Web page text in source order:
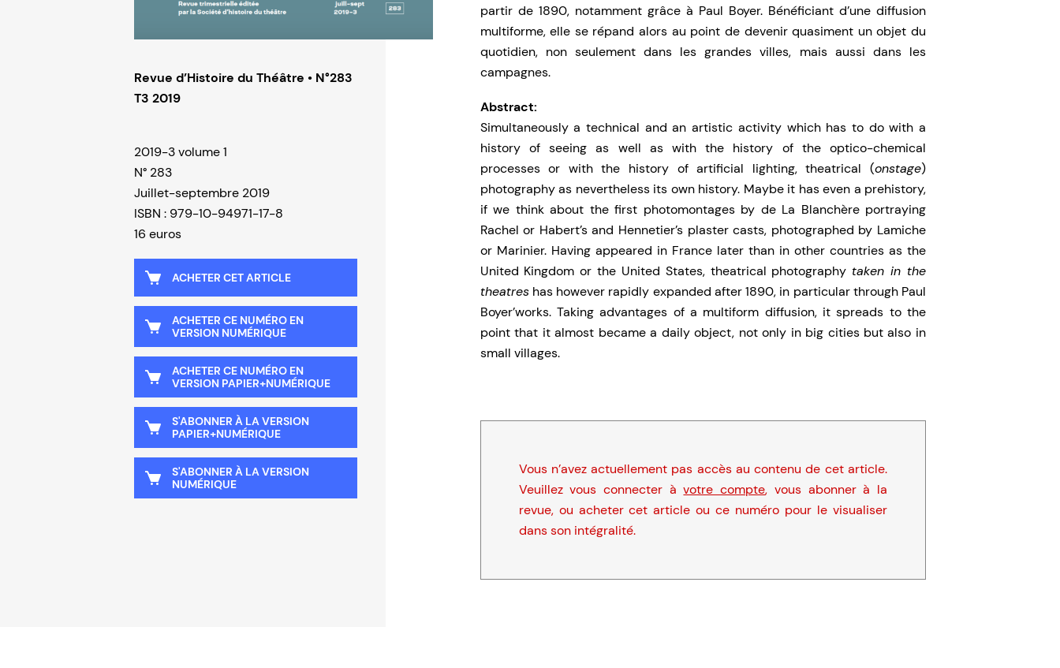
Revue d’Histoire du Théâtre • N°283
T3 2019
2019-3 volume 1
N° 283
Juillet-septembre 2019
ISBN : 979-10-94971-17-8
16 euros
ACHETER CET ARTICLE
ACHETER CE NUMÉRO EN
VERSION NUMÉRIQUE
ACHETER CE NUMÉRO EN
VERSION PAPIER+NUMÉRIQUE
S'ABONNER À LA VERSION
PAPIER+NUMÉRIQUE
S'ABONNER À LA VERSION
NUMÉRIQUE
partir de 1890, notamment grâce à Paul Boyer. Bénéficiant d’une diffusion
multiforme, elle se répand alors au point de devenir quasiment un objet du
quotidien, non seulement dans les grandes villes, mais aussi dans les
campagnes.
Abstract:
Simultaneously a technical and an artistic activity which has to do with a
history of seeing as well as with the history of the optico-chemical
processes or with the history of artificial lighting, theatrical (onstage)
photography as nevertheless its own history. Maybe it has even a prehistory,
if we think about the first photomontages by de La Blanchère portraying
Rachel or Habert’s and Hennetier’s plaster casts, photographed by Lamiche
or Marinier. Having appeared in France later than in other countries as the
United Kingdom or the United States, theatrical photography taken in the
theatreshas however rapidly expanded after 1890, in particular through Paul
Boyer’works. Taking advantages of a multiform diffusion, it spreads to the
point that it almost became a daily object, not only in big cities but also in
small villages.
Vous n’avez actuellement pas accès au contenu de cet article.
Veuillez vous connecter àvotre compte, vous abonner à la
revue, ou acheter cet article ou ce numéro pour le visualiser
dans son intégralité.